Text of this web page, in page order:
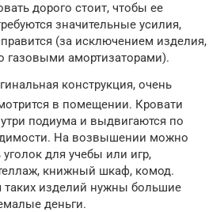
дорого стоит, чтобы ее
значительные усилия,
(за исключением изделия,
газовыми амортизаторами).
конструкция, очень
в помещении. Кровати
подиума и выдвигаются по
На возвышении можно
уголок для учебы или игр,
книжный шкаф, комод.
изделий нужны большие
деньги.